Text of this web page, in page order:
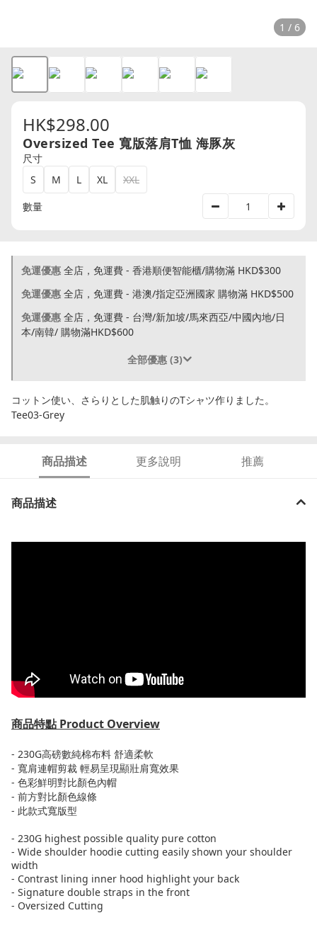
1 / 6
HK$298.00
Oversized Tee 寬版落肩T恤 海豚灰
尺寸
S
M L XL
XXL
數量
免運優惠 全店，免運費 - 香港順便智能櫃/購物滿 HKD$300
免運優惠 全店，免運費 - 港澳/指定亞洲國家 購物滿 HKD$500
免運優惠 全店，免運費 - 台灣/新加坡/馬來西亞/中國內地/日
本/南韓/ 購物滿HKD$600
全部優惠 (3)
コットン使い、さらりとした肌触りのTシャツ作りました。
Tee03-Grey
商品描述 更多說明 推薦
商品描述
商品特點 Product Overview
- 230G高磅數純棉布料 舒適柔軟
- 寬肩連帽剪裁 輕易呈現顯壯肩寬效果
- 色彩鮮明對比顏色內帽
- 前方對比顏色線條
- 此款式寬版型
- 230G highest possible quality pure cotton
- Wide shoulder hoodie cutting easily shown your shoulder
width
- Contrast lining inner hood highlight your back
- Signature double straps in the front
- Oversized Cutting